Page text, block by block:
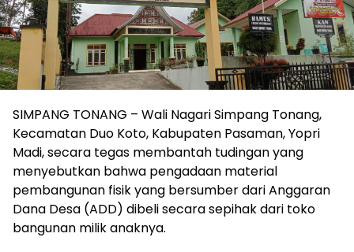
SIMPANG TONANG – Wali Nagari Simpang Tonang,
Kecamatan Duo Koto, Kabupaten Pasaman, Yopri
Madi, secara tegas membantah tudingan yang
menyebutkan bahwa pengadaan material
pembangunan fisik yang bersumber dari Anggaran
Dana Desa (ADD) dibeli secara sepihak dari toko
bangunan milik anaknya.